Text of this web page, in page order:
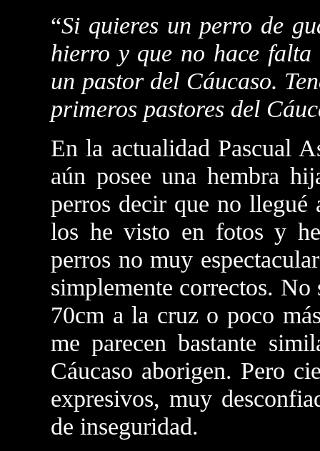
“Si quieres un perro de
hierro y que no hace falta
un pastor del Cáucaso.
primeros pastores del
En la actualidad Pascual
aún posee una hembra
perros decir que no llegué
los he visto en fotos y
perros no muy
simplemente correctos. No
70cm a la cruz o poco
me parecen bastante
Cáucaso aborigen. Pero
expresivos, muy
de inseguridad.